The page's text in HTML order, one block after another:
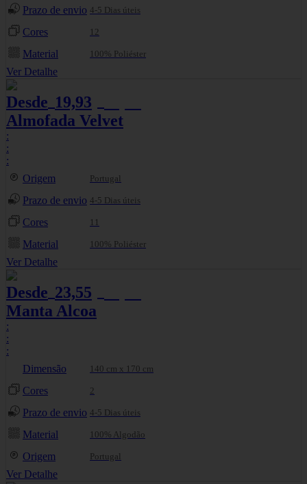
Prazo de envio 4-5 Dias úteis
Cores 12
Material 100% Poliéster
Ver Detalhe
Desde 19,93
Almofada Velvet
:
:
:
Origem
Portugal
Prazo de envio 4-5 Dias úteis
Cores 11
Material 100% Poliéster
Ver Detalhe
Desde 23,55
Manta Alcoa
:
:
:
Dimensão
140 cm x 170 cm
Cores 2
Prazo de envio 4-5 Dias úteis
Material 100% Algodão
Origem Portugal
Ver Detalhe